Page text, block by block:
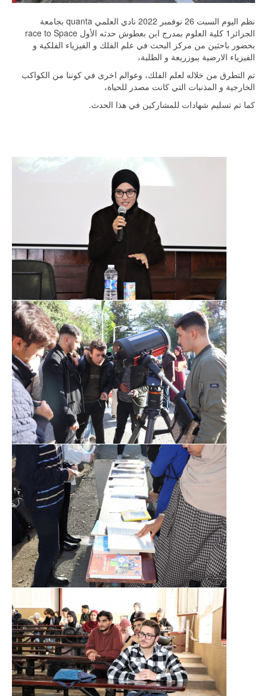
نظم اليوم السبت 26 نوفمبر 2022 نادي العلمي quanta بجامعة
الجزائر1 كلية العلوم بمدرج ابن بعطوش حدثه الأول race to Space
بحضور باحثين من مركز البحث في علم الفلك و الفيزياء الفلكية و
الفيزياء الارضية ببوزريعة و الطلبة،
تم التطرق من خلاله لعلم الفلك، وعوالم اخرى في كوننا من الكواكب
الخارجية و المذنبات التي كانت مصدر للحياة،
كما تم تسليم شهادات للمشاركين في هذا الحدث.